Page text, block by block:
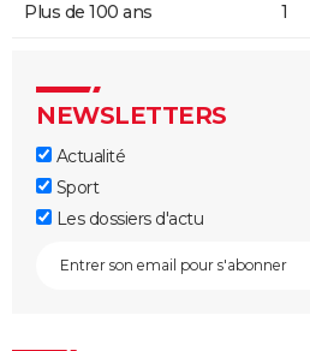
Plus de 100 ans 1
NEWSLETTERS
Actualité
Sport
Les dossiers d'actu